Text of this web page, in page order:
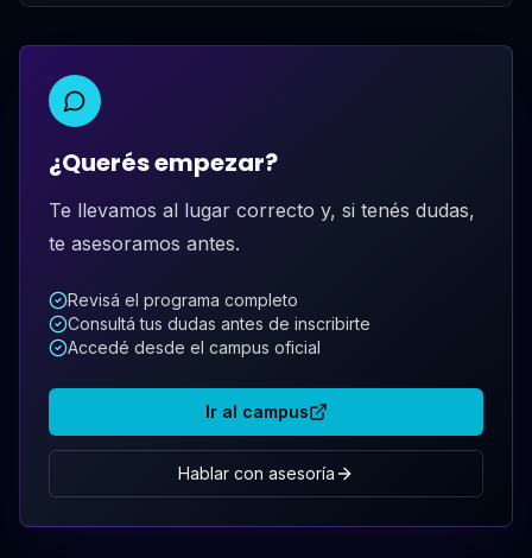
¿Querés empezar?
Te llevamos al lugar correcto y, si tenés dudas,
te asesoramos antes.
Revisá el programa completo
Consultá tus dudas antes de inscribirte
Accedé desde el campus oficial
Ir al campus
Hablar con asesoría